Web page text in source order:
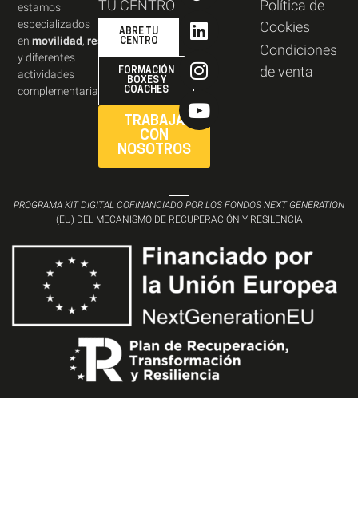
estamos
especializados
enmovilidad,resistencia,
y diferentes
actividades
complementarias.
TU CENTRO
ABRE TU
CENTRO
FORMACIÓN
BOXES Y
COACHES
TRABAJA
CON
NOSOTROS
Política de
Cookies
Condiciones
de venta
PROGRAMA KIT DIGITAL COFINANCIADO POR LOS FONDOS NEXT GENERATION
(EU) DEL MECANISMO DE RECUPERACIÓN Y RESILENCIA